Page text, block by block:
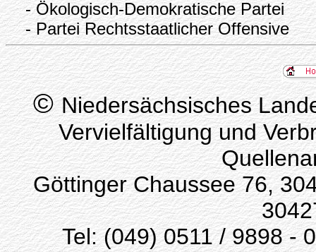
- Ökologisch-Demokratische Partei
- Partei Rechtsstaatlicher Offensive
©Niedersächsisches
Vervielfältigung und
Göttinger Chaussee 76,
Tel: (049) 0511 / 9898 -